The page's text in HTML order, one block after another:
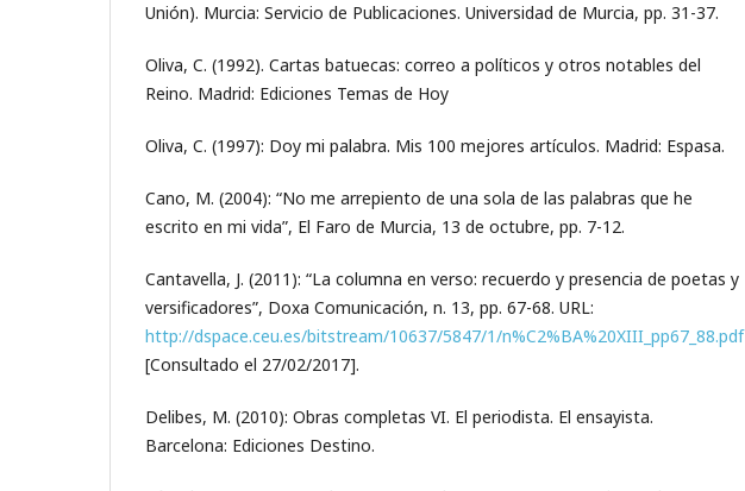
Unión). Murcia: Servicio de Publicaciones. Universidad de Murcia, pp. 31-37.
Oliva, C. (1992). Cartas batuecas: correo a políticos y otros notables del
Reino. Madrid: Ediciones Temas de Hoy
Oliva, C. (1997): Doy mi palabra. Mis 100 mejores artículos. Madrid: Espasa.
Cano, M. (2004): “No me arrepiento de una sola de las palabras que he
escrito en mi vida”, El Faro de Murcia, 13 de octubre, pp. 7-12.
Cantavella, J. (2011): “La columna en verso: recuerdo y presencia de poetas y
versificadores”, Doxa Comunicación, n. 13, pp. 67-68. URL:
http://dspace.ceu.es/bitstream/10637/5847/1/n%C2%BA%20XIII_pp67_88.pdf
[Consultado el 27/02/2017].
Delibes, M. (2010): Obras completas VI. El periodista. El ensayista.
Barcelona: Ediciones Destino.